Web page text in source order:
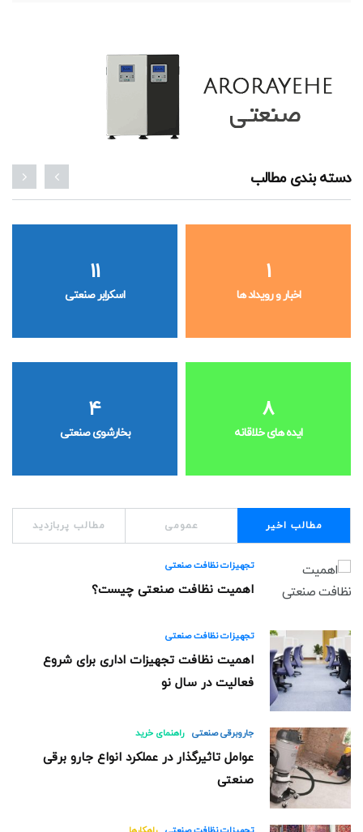
دسته بندی مطالب
1
اخبار و رویداد ها
11
اسکرابر صنعتی
8
ایده های خلاقانه
4
بخارشوی صنعتی
مطالب اخیر عمومی مطالب پربازدید
تجهیزات نظافت صنعتی
اهمیت نظافت صنعتی چیست؟
تجهیزات نظافت صنعتی
اهمیت نظافت تجهیزات اداری برای شروع
فعالیت در سال نو
جاروبرقی صنعتی راهنمای خرید
عوامل تاثیرگذار در عملکرد انواع جارو برقی
صنعتی